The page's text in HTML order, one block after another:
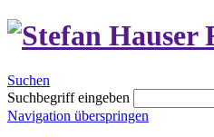
Suchen
Suchbegriff eingeben
Navigation überspringen